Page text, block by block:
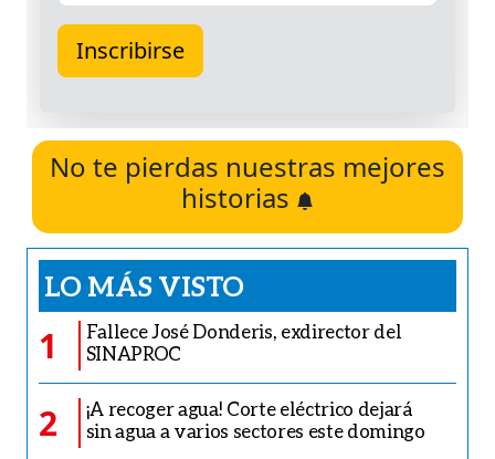
No te pierdas nuestras mejores
historias
LO MÁS VISTO
1
Fallece José Donderis, exdirector del
SINAPROC
2
¡A recoger agua! Corte eléctrico dejará
sin agua a varios sectores este domingo